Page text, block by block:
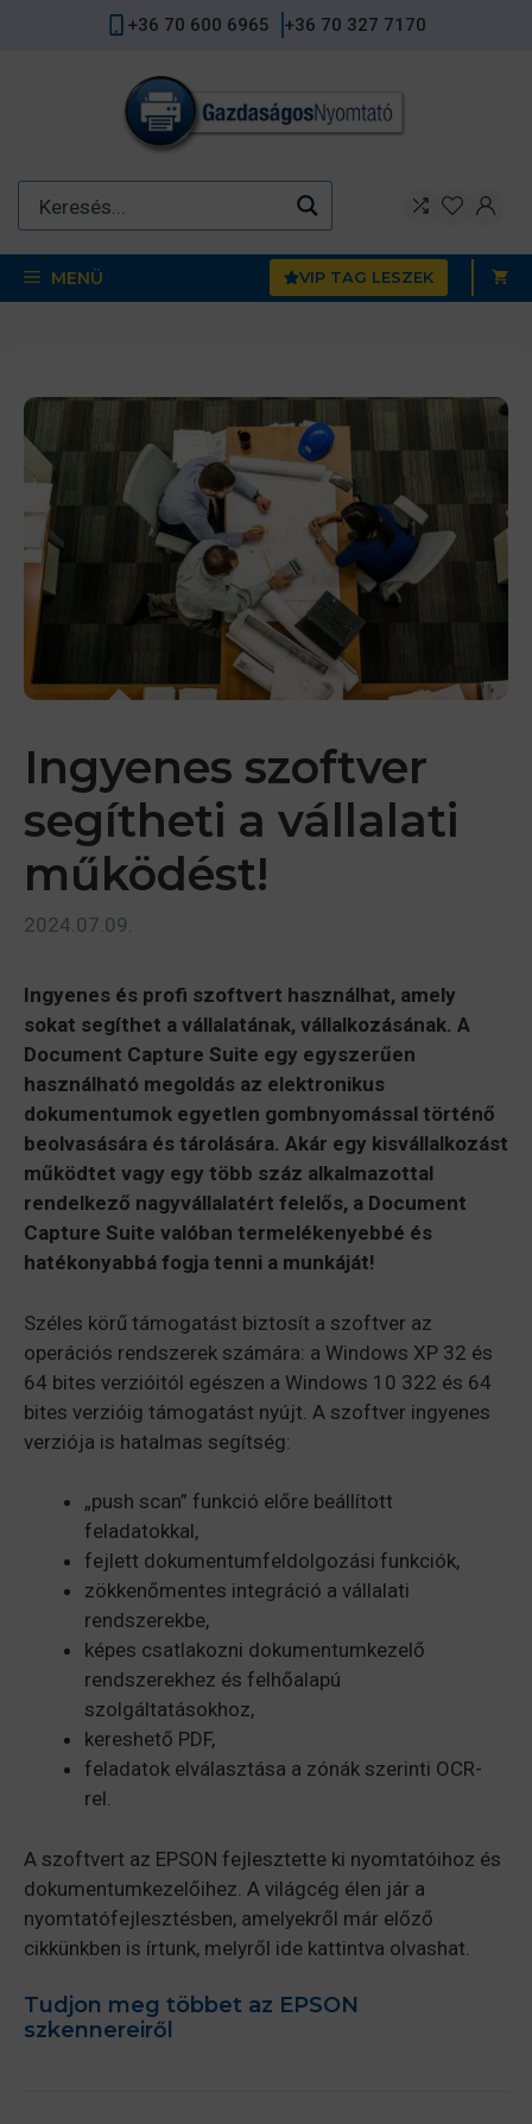
+36 70 600 6965 +36 70 327 7170
MENÜ VIP TAG LESZEK
Ingyenes szoftver
segítheti a vállalati
működést!
2024.07.09.
Ingyenes és profi szoftvert használhat, amely
sokat segíthet a vállalatának, vállalkozásának. A
Document Capture Suite egy egyszerűen
használható megoldás az elektronikus
dokumentumok egyetlen gombnyomással történő
beolvasására és tárolására. Akár egy kisvállalkozást
működtet vagy egy több száz alkalmazottal
rendelkező nagyvállalatért felelős, a Document
Capture Suite valóban termelékenyebbé és
hatékonyabbá fogja tenni a munkáját!
Széles körű támogatást biztosít a szoftver az
operációs rendszerek számára: a Windows XP 32 és
64 bites verzióitól egészen a Windows 10 322 és 64
bites verzióig támogatást nyújt. A szoftver ingyenes
verziója is hatalmas segítség:
„push scan” funkció előre beállított
feladatokkal,
fejlett dokumentumfeldolgozási funkciók,
zökkenőmentes integráció a vállalati
rendszerekbe,
képes csatlakozni dokumentumkezelő
rendszerekhez és felhőalapú
szolgáltatásokhoz,
kereshető PDF,
feladatok elválasztása a zónák szerinti OCR-
rel.
A szoftvert az EPSON fejlesztette ki nyomtatóihoz és
dokumentumkezelőihez. A világcég élen jár a
nyomtatófejlesztésben, amelyekről már előző
cikkünkben is írtunk, melyről ide kattintva olvashat.
Tudjon meg többet az EPSON
szkennereiről